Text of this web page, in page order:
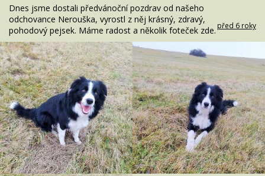
před 6 roky
Dnes jsme dostali předvánoční pozdrav od našeho
odchovance Nerouška, vyrostl z něj krásný, zdravý,
pohodový pejsek. Máme radost a několik foteček zde.